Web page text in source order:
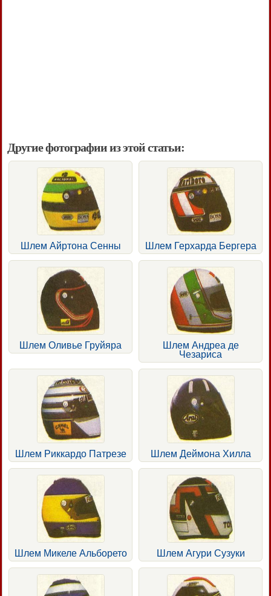
Другие фотографии из этой статьи:
Шлем Айртона Сенны Шлем Герхарда Бергера
Шлем Оливье Груйяра
Шлем Андреа де
Чезариса
Шлем Риккардо Патрезе Шлем Деймона Хилла
Шлем Микеле Альборето Шлем Агури Сузуки